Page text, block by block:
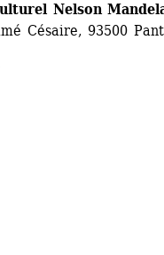
Nelson
Césaire, 93500